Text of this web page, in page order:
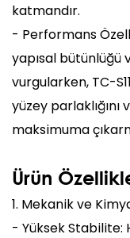
katmandır.
- Performans
yapısal
vurgularken, TC-
yüzey
maksimuma
Ürün
1. Mekanik ve
- Yüksek Stabilite: